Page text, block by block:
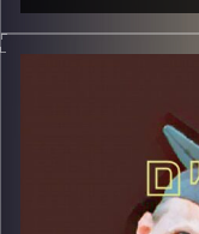
פרופסור בועז בן-